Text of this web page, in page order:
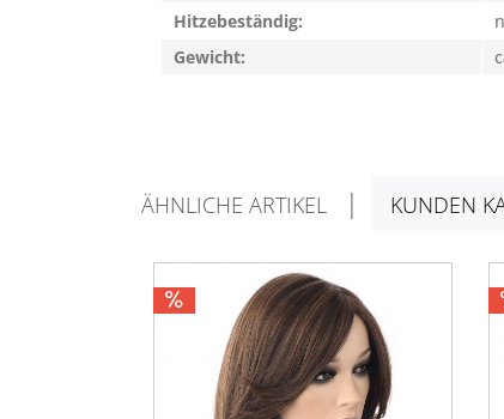
Hitzebeständig:
Gewicht:
ÄHNLICHE ARTIKEL KUNDEN